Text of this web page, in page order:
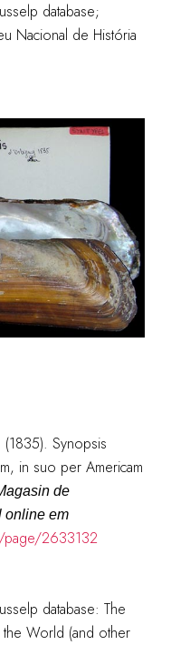
database;
Nacional de História
Synopsis
in suo per Americam
de
online em
page/2633132
database: The
the World (and other